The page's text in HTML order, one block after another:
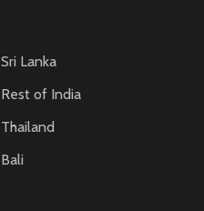
Sri Lanka
Rest of India
Thailand
Bali